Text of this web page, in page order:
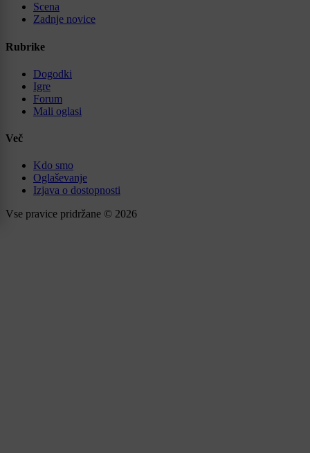
Scena
Zadnje novice
Rubrike
Dogodki
Igre
Forum
Mali oglasi
Več
Kdo smo
Oglaševanje
Izjava o dostopnosti
Vse pravice pridržane © 2026